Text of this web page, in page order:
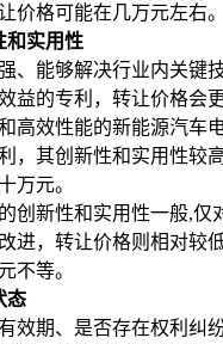
价格可能在几万元左右。
和实用性
、能够解决行业内关键
益的专利，转让价格会
高效性能的新能源汽车
，其创新性和实用性较
万元。
创新性和实用性一般,仅
进，转让价格则相对较
不等。
态
效期、是否存在权利纠